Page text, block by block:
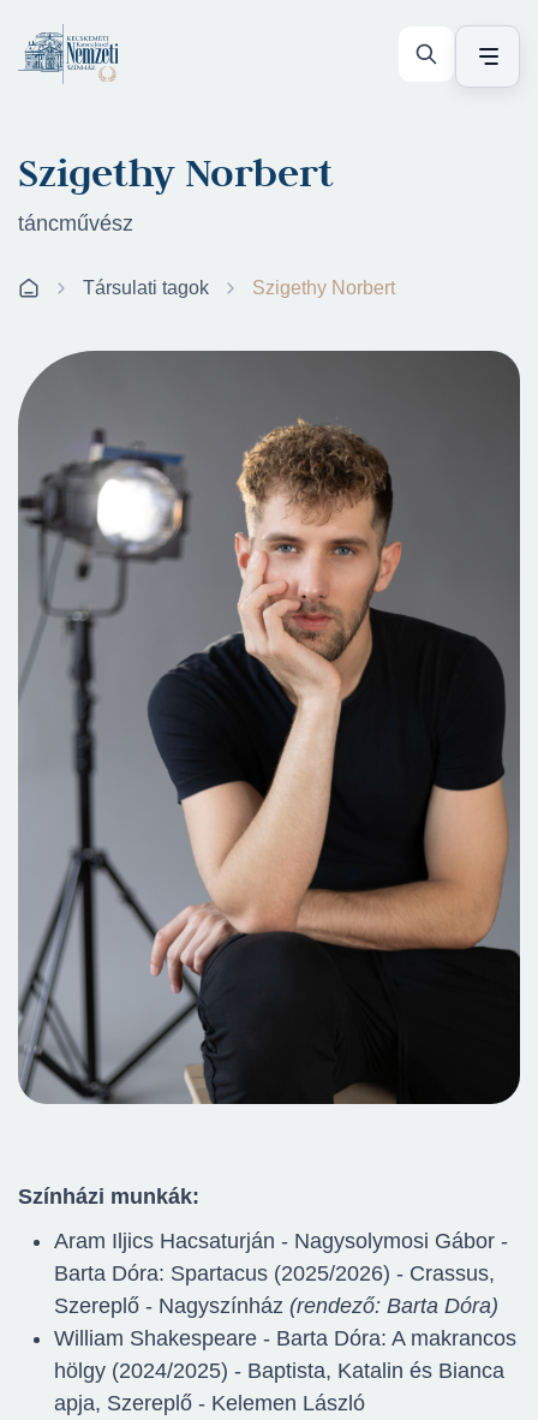
Szigethy Norbert
táncművész
Társulati tagok Szigethy Norbert
Színházi munkák:
Aram Iljics Hacsaturján - Nagysolymosi Gábor -
Barta Dóra: Spartacus (2025/2026) - Crassus,
Szereplő - Nagyszínház (rendező: Barta Dóra)
William Shakespeare - Barta Dóra: A makrancos
hölgy (2024/2025) - Baptista, Katalin és Bianca
apja, Szereplő - Kelemen László